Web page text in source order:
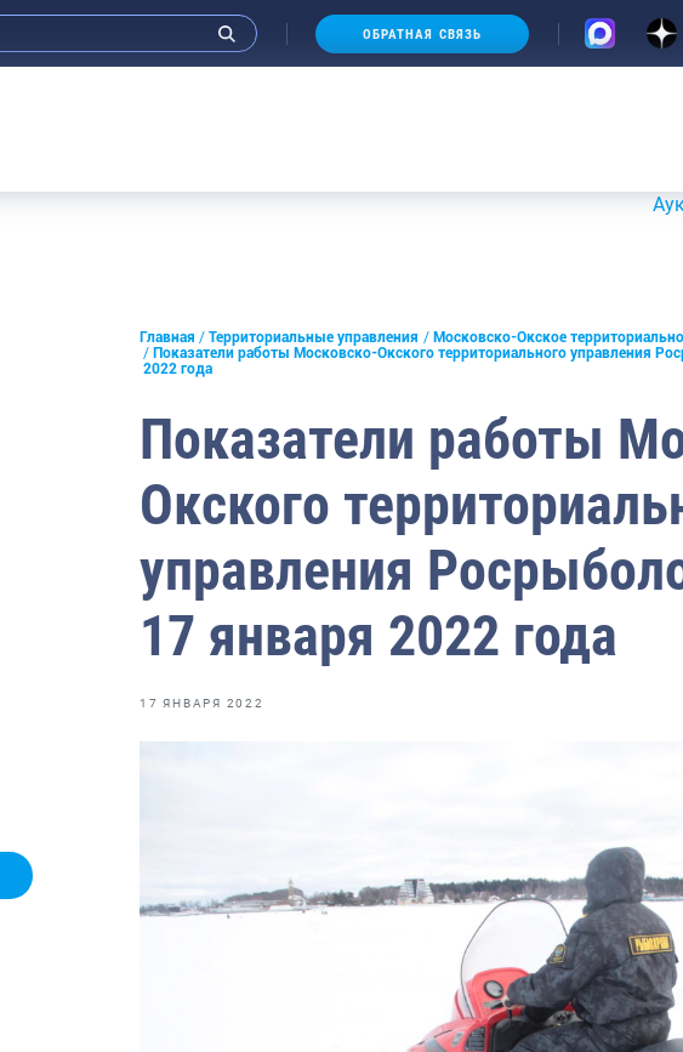
Азово-Черноморское
Волго-Каспийское
Московско-Окское
Северо-Восточное
Северо-Западное
ОБРАТНАЯ СВЯЗЬ
Аукционы
Главная Территориальные управления
Московско-Окское
Показатели работы Московско-Окского территориального управления
2022 года
Показатели работы
Окского
управления
17 января 2022 года
17 ЯНВАРЯ 2022